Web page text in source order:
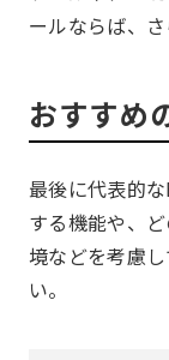
ールならば、
おすすめ
最後に代表的
する機能や、
境などを考慮
い。